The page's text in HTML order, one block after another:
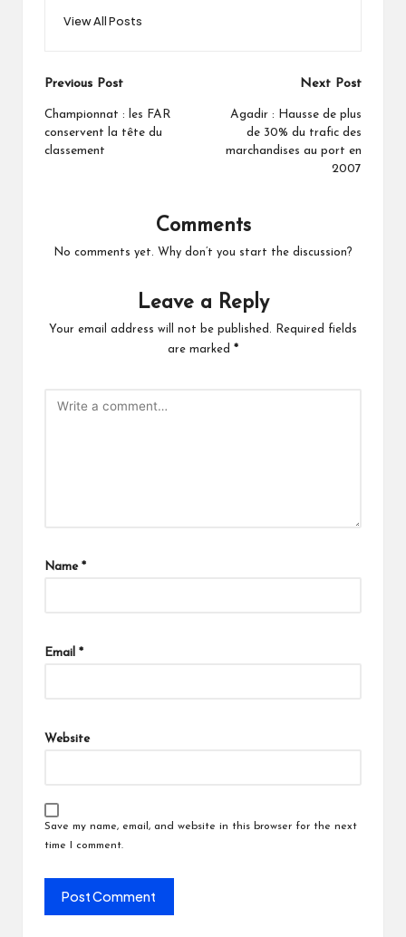
View All Posts
Post
navigation
Previous Post
Championnat : les FAR
conservent la tête du
classement
Next Post
Agadir : Hausse de plus
de 30% du trafic des
marchandises au port en
2007
Comments
No comments yet. Why don’t you start the discussion?
Leave a Reply
Your email address will not be published.
Required fields
are marked *
Name *
Email *
Website
Save my name, email, and website in this browser for the next
time I comment.